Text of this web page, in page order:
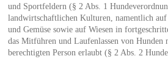
und Sportfeldern (§ 2 Abs. 1
landwirtschaftlichen Kulturen, namentlich
und Gemüse sowie auf Wiesen in
das Mitführen und Laufenlassen von Hunden
berechtigten Person erlaubt (§ 2 Abs. 2